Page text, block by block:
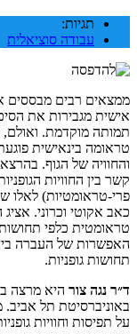
תגיות:
עבודה סוציאלית
ממצאים רבים מבססים
אישית מגבירות את
תמותה מוקדמת. ואולם,
טראומה בינאישית
והחוויה של הגוף.
קשר בין החוויות
פרי-טראומטיות) לאלו
כאב אקוטי וכרוני.
טראומטית כלפי
האפשרות של העברה
תחושות גופניות.
ד״ר נגה צור היא מרצה
באוניברסיטת תל אביב.
על תפיסות וחוויות